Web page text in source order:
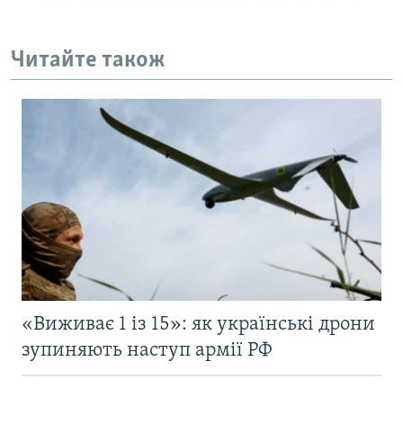
Читайте також
«Виживає 1 із 15»: як українські дрони
зупиняють наступ армії РФ